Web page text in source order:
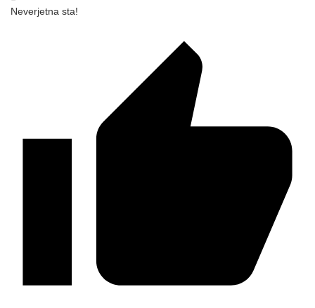
Neverjetna sta!